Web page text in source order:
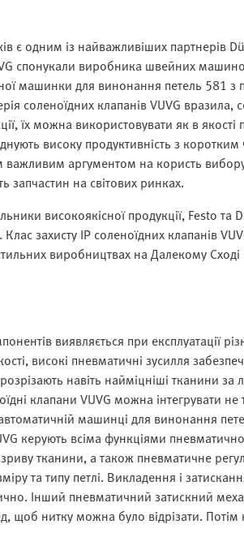
є одним із найважливіших партнерів
спонукали виробника швейних
машинки для винонання петель 581
соленоїдних клапанів VUVG
їх можна використовувати як в якості
високу продуктивність з
аргументом на користь
запчастин на світових ринках.
високоякісної продукції, Festo
захисту IP соленоїдних клапанів
виробництвах на Далекому
виявляється при експлуатації
високі пневматичні зусилля
навіть найміцніші тканини за
клапани VUVG можна інтегрувати
машинці для винонання
керують всіма функціями
тканини, а також пневматичне
та типу петлі. Викладення і
Інший пневматичний затискний
щоб нитку можна було відрізати.